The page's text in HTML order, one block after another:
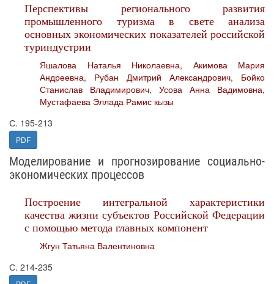
Перспективы регионального развития
промышленного туризма в свете анализа
основных экономических показателей российской
туриндустрии
Яшалова Наталья Николаевна, Акимова Мария
Андреевна, Рубан Дмитрий Александрович, Бойко
Станислав Владимирович, Усова Анна Вадимовна,
Мустафаева Эллада Рамис кызы
С. 195-213
PDF
Моделирование и прогнозирование социально-
экономических процессов
Построение интегральной характеристики
качества жизни субъектов Российской Федерации
с помощью метода главных компонент
Жгун Татьяна Валентиновна
С. 214-235